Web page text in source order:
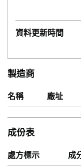
資料更新時間
製造商
名稱 廠址
成份表
處方標示 成